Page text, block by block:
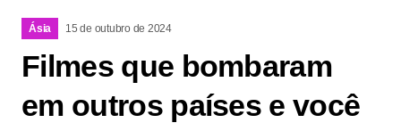
Ásia 15 de outubro de 2024
Filmes que bombaram
em outros países e você